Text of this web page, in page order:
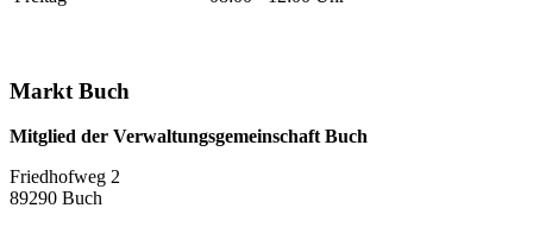
Markt Buch
Mitglied der Verwaltungsgemeinschaft Buch
Friedhofweg 2
89290 Buch